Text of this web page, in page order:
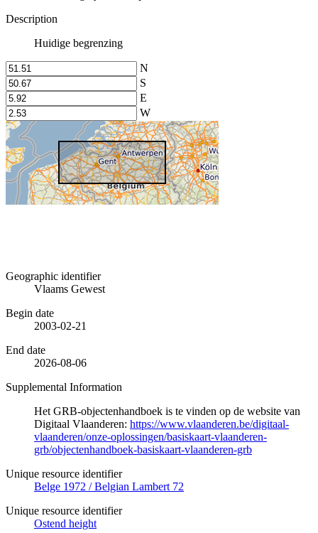
Description
Huidige begrenzing
N
S
E
W
Geographic identifier
Vlaams Gewest
Begin date
2003-02-21
End date
2026-08-06
Supplemental Information
Het GRB-objectenhandboek is te vinden op de website van
Digitaal Vlaanderen: https://www.vlaanderen.be/digitaal-
vlaanderen/onze-oplossingen/basiskaart-vlaanderen-
grb/objectenhandboek-basiskaart-vlaanderen-grb
Unique resource identifier
Belge 1972 / Belgian Lambert 72
Unique resource identifier
Ostend height